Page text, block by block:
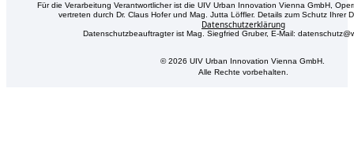
Für die Verarbeitung Verantwortlicher ist die UIV Urban Innovation Vienna GmbH,
vertreten durch Dr. Claus Hofer und Mag. Jutta Löffler. Details zum Schutz Ihrer
Datenschutzerklärung
Datenschutzbeauftragter ist Mag. Siegfried Gruber, E-Mail:
© 2026 UIV Urban Innovation Vienna GmbH.
Alle Rechte vorbehalten.